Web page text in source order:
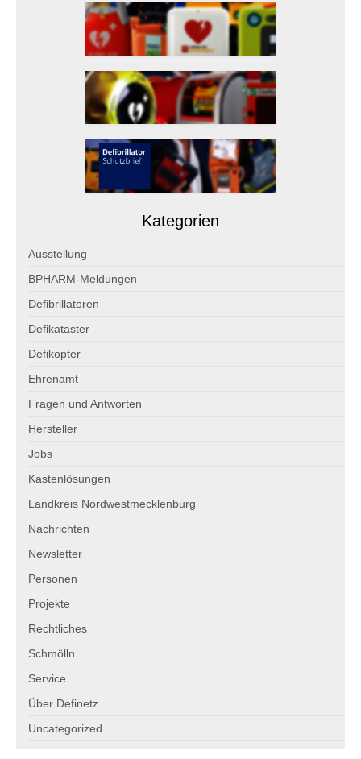
Ausstellung
Defikataster
Defibrillator melden
Die Allianz Defiversicherung
Versicherungsantrag
Service: Wandschränke
Service: Hersteller
Adressänderung
Freie Stellen
Der Definetz-Spendenrechner
Anlassspenden für Definetz
Kategorien
Ausstellung
BPHARM-Meldungen
Defibrillatoren
Defikataster
Defikopter
Ehrenamt
Fragen und Antworten
Hersteller
Jobs
Kastenlösungen
Landkreis Nordwestmecklenburg
Nachrichten
Newsletter
Personen
Projekte
Rechtliches
Schmölln
Service
Über Definetz
Uncategorized